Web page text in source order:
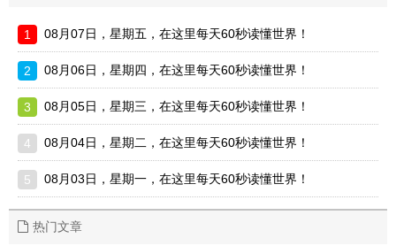
08月07日，星期五，在这里每天60秒读懂世界！
08月06日，星期四，在这里每天60秒读懂世界！
08月05日，星期三，在这里每天60秒读懂世界！
08月04日，星期二，在这里每天60秒读懂世界！
08月03日，星期一，在这里每天60秒读懂世界！
热门文章